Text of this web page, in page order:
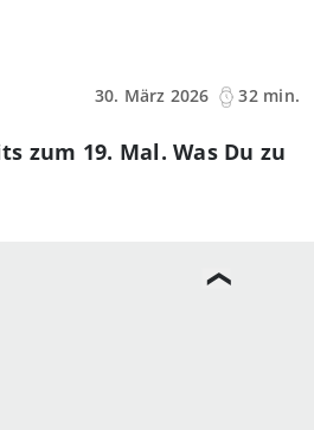
30. März 2026
32 min.
zum 19. Mal. Was Du zu